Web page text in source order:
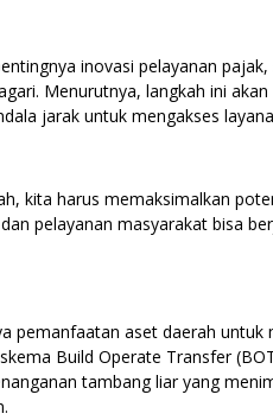
inovasi pelayanan pajak,
Menurutnya, langkah ini akan
jarak untuk mengakses
kita harus memaksimalkan
pelayanan masyarakat bisa
pemanfaatan aset daerah untuk
Build Operate Transfer
tambang liar yang